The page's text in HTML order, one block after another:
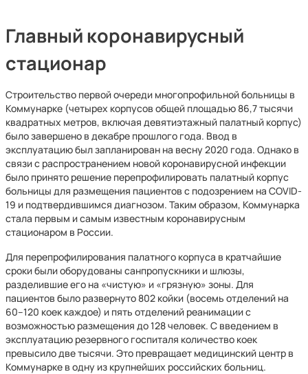
Главный коронавирусный
стационар
Строительство первой очереди многопрофильной больницы в
Коммунарке (четырех корпусов общей площадью 86,7 тысячи
квадратных метров, включая девятиэтажный палатный корпус)
было завершено в декабре прошлого года. Ввод в
эксплуатацию был запланирован на весну 2020 года. Однако в
связи с распространением новой коронавирусной инфекции
было принято решение перепрофилировать палатный корпус
больницы для размещения пациентов с подозрением на COVID-
19 и подтвердившимся диагнозом. Таким образом, Коммунарка
стала первым и самым известным коронавирусным
стационаром в России.
Для перепрофилирования палатного корпуса в кратчайшие
сроки были оборудованы санпропускники и шлюзы,
разделившие его на «чистую» и «грязную» зоны. Для
пациентов было развернуто 802 койки (восемь отделений на
60–120 коек каждое) и пять отделений реанимации с
возможностью размещения до 128 человек. С введением в
эксплуатацию резервного госпиталя количество коек
превысило две тысячи. Это превращает медицинский центр в
Коммунарке в одну из крупнейших российских больниц.